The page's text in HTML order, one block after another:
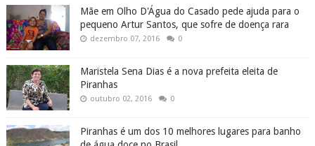
Mãe em Olho D'Água do Casado pede ajuda para o
pequeno Artur Santos, que sofre de doença rara
dezembro 07, 2016 0
Maristela Sena Dias é a nova prefeita eleita de
Piranhas
outubro 02, 2016 0
Piranhas é um dos 10 melhores lugares para banho